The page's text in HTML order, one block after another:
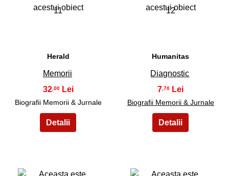
11
Herald
Memorii
32 ,00
Biografii Memorii & Jurnale
12
Humanitas
Diagnostic
7 ,70
Biografii Memorii & Jurnale